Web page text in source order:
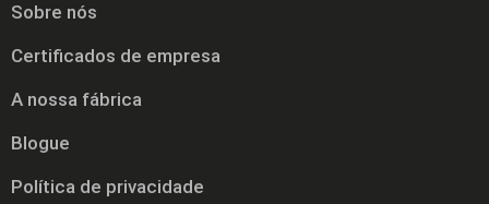
Sobre nós
Certificados de empresa
A nossa fábrica
Blogue
Política de privacidade